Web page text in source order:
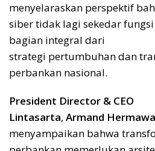
menyelaraskan perspektif
siber tidak lagi sekedar
bagian integral dari
strategi pertumbuhan dan
perbankan nasional.
President Director & CEO
Lintasarta, Armand
menyampaikan bahwa